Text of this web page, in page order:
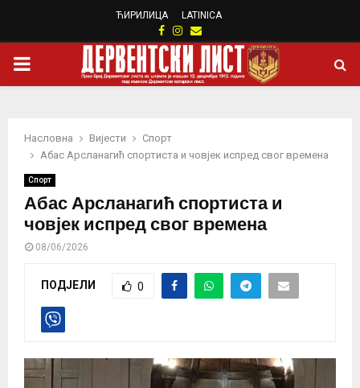
ЋИРИЛИЦА LATINICA
Facebook
Instagram
Email
PRIMARY
Насловна Вијести
Спорт
Абас Арсланагић спортиста и човјек испред свог времена
Спорт
Абас Арсланагић спортиста и
човјек испред свог времена
08/06/2026
ПОДЈЕЛИ 0